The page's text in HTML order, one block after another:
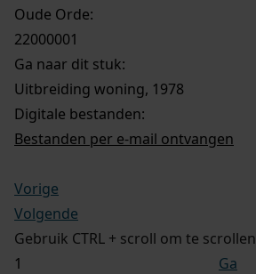
Oude Orde:
22000001
Ga naar dit stuk:
Uitbreiding woning, 1978
Digitale bestanden:
Bestanden per e-mail ontvangen
Vorige
Volgende
Gebruik CTRL + scroll om te scrollen
Ga